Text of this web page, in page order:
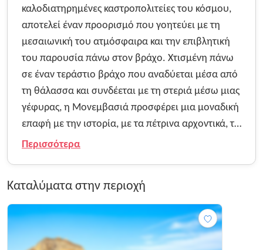
Καταλύματα στην περιοχή
καλοδιατηρημένες καστροπολιτείες του κόσμου,
αποτελεί έναν προορισμό που γοητεύει με τη
μεσαιωνική του ατμόσφαιρα και την επιβλητική
του παρουσία πάνω στον βράχο. Χτισμένη πάνω
σε έναν τεράστιο βράχο που αναδύεται μέσα από
τη θάλασσα και συνδέεται με τη στεριά μέσω μιας
γέφυρας, η Μονεμβασιά προσφέρει μια μοναδική
επαφή με την ιστορία, με τα πέτρινα αρχοντικά, τις
βυζαντινές εκκλησίες και τα δαιδαλώδη
επισκέπτης που περιηγείται στα σοκάκια της Κάτω
Πόλης αντικρίζει ένα τοπίο που σφύζει από ζωή
και τέχνη, με τις γκαλερί, τα παραδοσιακά
καφενεία και τα ιστορικά κτίρια να προσφέρουν
Περισσότερα